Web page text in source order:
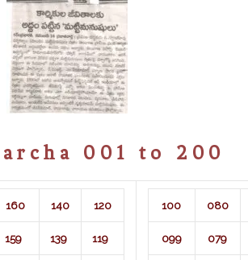
001 to 200
160 140 120
159 139 119
100 080
099 079